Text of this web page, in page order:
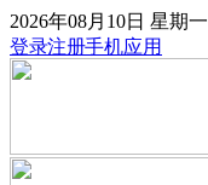
2026年08月10日 星期一
登录注册手机应用